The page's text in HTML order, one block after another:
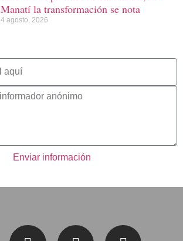
Manatí la transformación se nota
4 agosto, 2026
Enviar información